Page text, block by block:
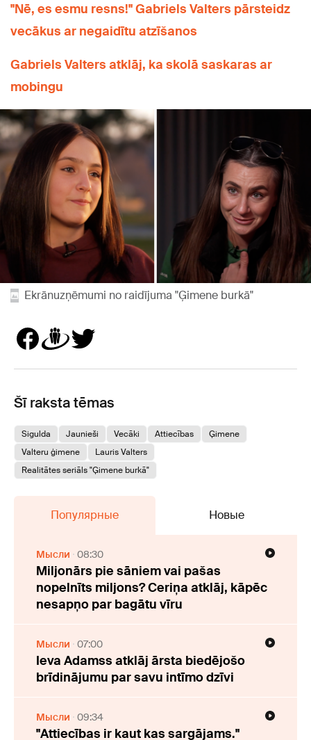
"Nē, es esmu resns!" Gabriels Valters pārsteidz
vecākus ar negaidītu atzīšanos
Gabriels Valters atklāj, ka skolā saskaras ar
mobingu
Ekrānuzņēmumi no raidījuma "Ģimene burkā"
Šī raksta tēmas
Sigulda Jaunieši Vecāki Attiecības
Ģimene
Valteru ģimene
Lauris Valters
Realitātes seriāls "Ģimene burkā"
Популярные Новые
Мысли 08:30
Miljonārs pie sāniem vai pašas
nopelnīts miljons? Ceriņa atklāj, kāpēc
nesapņo par bagātu vīru
Мысли 07:00
Ieva Adamss atklāj ārsta biedējošo
brīdinājumu par savu intīmo dzīvi
Мысли 09:34
"Attiecības ir kaut kas sargājams."